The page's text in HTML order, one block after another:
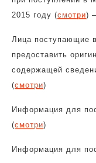
2015 году (смотри)
Лица
предоставить
содержащей
(смотри)
Информация для
(смотри)
Информация для